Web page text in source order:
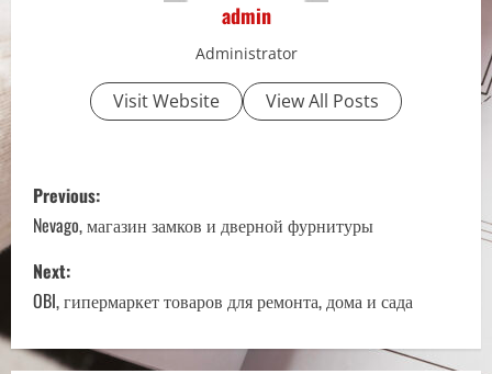
admin
Administrator
Visit Website View All Posts
P
o
s
t
Previous:
Nevago, магазин замков и дверной фурнитуры
Next:
OBI, гипермаркет товаров для ремонта, дома и сада